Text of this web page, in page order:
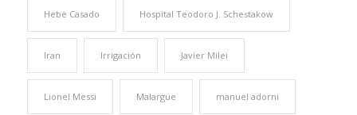
Hebe Casado Hospital Teodoro J. Schestakow
Iran Irrigación Javier Milei
Lionel Messi Malargüe manuel adorni